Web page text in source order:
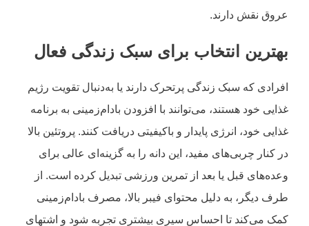
عروق نقش دارند.
بهترین انتخاب برای سبک زندگی فعال
افرادی که سبک زندگی پرتحرک دارند یا به‌دنبال تقویت رژیم
غذایی خود هستند، می‌توانند با افزودن بادام‌زمینی به برنامه‌
غذایی‌ خود، انرژی پایدار و باکیفیتی دریافت کنند. پروتئین بالا
در کنار چربی‌های مفید، این دانه را به گزینه‌ای عالی برای
وعده‌های قبل یا بعد از تمرین ورزشی تبدیل کرده است. از
طرف دیگر، به دلیل محتوای فیبر بالا، مصرف بادام‌زمینی
کمک می‌کند تا احساس سیری بیشتری تجربه شود و اشتهای